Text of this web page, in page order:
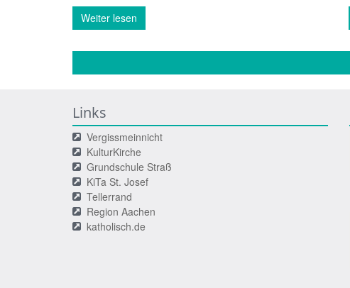
Weiter lesen
Links
Vergissmeinnicht
KulturKirche
Grundschule Straß
KiTa St. Josef
Tellerrand
Region Aachen
katholisch.de